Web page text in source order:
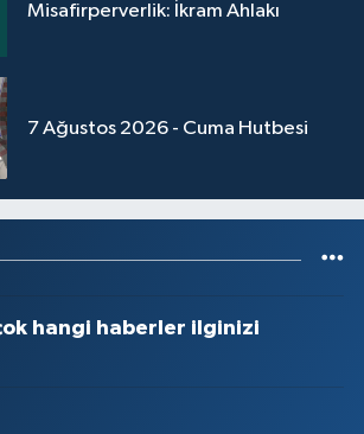
Misafirperverlik: İkram Ahlakı
7 Ağustos 2026 - Cuma Hutbesi
hangi haberler ilginizi